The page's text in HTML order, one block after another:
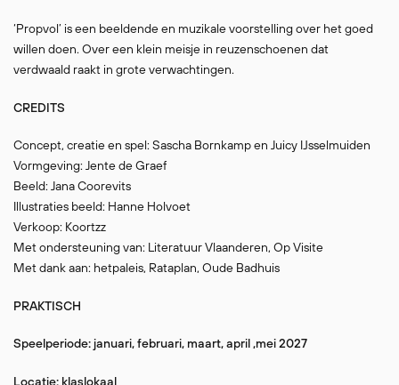
‘Propvol’ is een beeldende en muzikale voorstelling over het goed
willen doen. Over een klein meisje in reuzenschoenen dat
verdwaald raakt in grote verwachtingen.
CREDITS
Concept, creatie en spel: Sascha Bornkamp en Juicy IJsselmuiden
Vormgeving: Jente de Graef
Beeld: Jana Coorevits
Illustraties beeld: Hanne Holvoet
Verkoop: Koortzz
Met ondersteuning van: Literatuur Vlaanderen, Op Visite
Met dank aan: hetpaleis, Rataplan, Oude Badhuis
PRAKTISCH
Speelperiode: januari, februari, maart, april ,mei 2027
Locatie: klaslokaal